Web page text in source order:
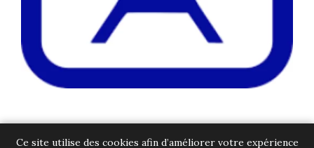
Ce site utilise des cookies afin d’améliorer votre expérience